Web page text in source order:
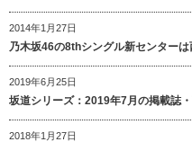
2014年1月27日
乃木坂46の8thシングル新センター
2019年6月25日
坂道シリーズ：2019年7月の掲載誌
2018年1月27日